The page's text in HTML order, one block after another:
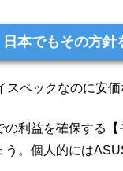
本でもその方針
ペックなのに安
利益を確保する
。個人的には